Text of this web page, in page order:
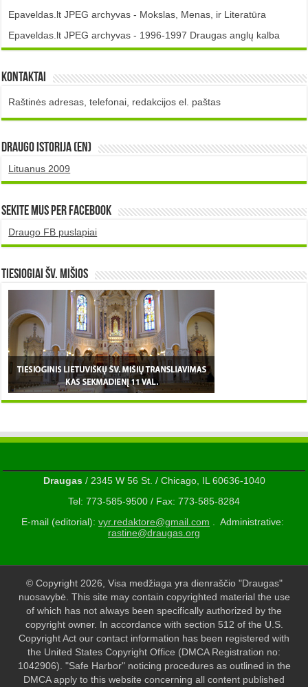
Epaveldas.lt JPEG archyvas - Mokslas, Menas, ir Literatūra
Epaveldas.lt JPEG archyvas - 1996-1997 Draugas anglų kalba
Kontaktai
Raštinės adresas, telefonai, redakcijos el. paštas
DRAUGO istorija (EN)
Lituanus 2009
Sekite mus per Facebook
Draugo FB puslapiai
TIESIOGIAI šv. MIŠIOS
Draugas/ 2345 W 56 St. / Chicago, IL 60636-1040
Tel: 773-585-9500 / Fax: 773-585-8284
E-mail (editorial): vyr.redaktore@gmail.com . Administrative:
rastine@draugas.org
© Copyright 2026, Visa medžiaga yra dienraščio "Draugas"
nuosavybė. This site may contain copyrighted material the use
of which has not always been specifically authorized by the
copyright owner. In accordance with section 512 of the U.S.
Copyright Act our contact information has been registered with
the United States Copyright Office (DMCA Registration no:
1042906). "Safe Harbor" noticing procedures as outlined in the
DMCA apply to this website concerning all content published